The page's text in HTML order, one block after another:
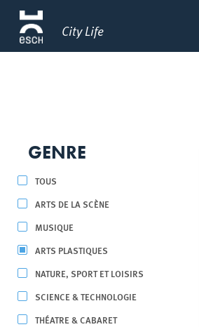
City Life
GENRE
TOUS
ARTS DE LA SCÈNE
MUSIQUE
ARTS PLASTIQUES
NATURE, SPORT ET LOISIRS
SCIENCE & TECHNOLOGIE
THÉATRE & CABARET